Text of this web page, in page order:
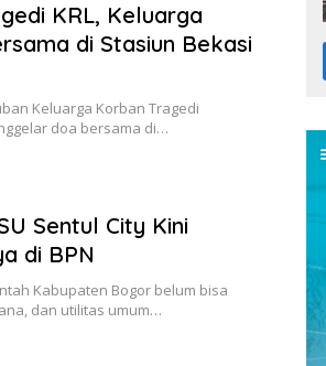
KRL, Keluarga
di Stasiun Bekasi
Keluarga Korban Tragedi
doa bersama di…
Sentul City Kini
di BPN
Kabupaten Bogor belum bisa
dan utilitas umum…